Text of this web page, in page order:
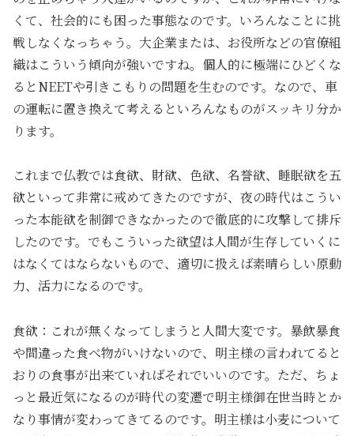
くて、社会的にも困った事態なのです。いろんなことに挑
戦しなくなっちゃう。大企業または、お役所などの官僚組
織はこういう傾向が強いですね。個人的に極端にひどくな
るとNEETや引きこもりの問題を生むのです。なので、車
の運転に置き換えて考えるといろんなものがスッキリ分か
ります。
これまで仏教では食欲、財欲、色欲、名誉欲、睡眠欲を五
欲といって非常に戒めてきたのですが、夜の時代はこうい
った本能欲を制御できなかったので徹底的に攻撃して排斥
したのです。でもこういった欲望は人間が生存していくに
はなくてはならないもので、適切に扱えば素晴らしい原動
力、活力になるのです。
食欲：これが無くなってしまうと人間大変です。暴飲暴食
や間違った食べ物がいけないので、明主様の言われてると
おりの食事が出来ていればそれでいいのです。ただ、ちょ
っと最近気になるのが時代の変遷で明主様御在世当時とか
なり事情が変わってきてるのです。明主様は小麦について